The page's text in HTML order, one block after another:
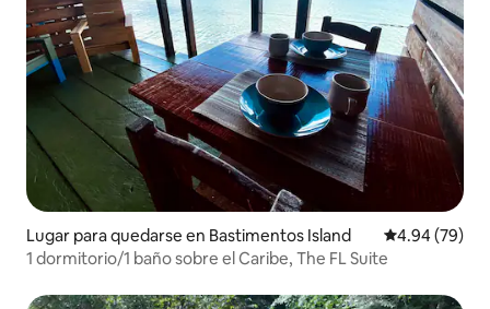
Lugar para quedarse en Bastimentos Island Calificación
4.94 (79)
1 dormitorio/1 baño sobre el Caribe, The FL Suite